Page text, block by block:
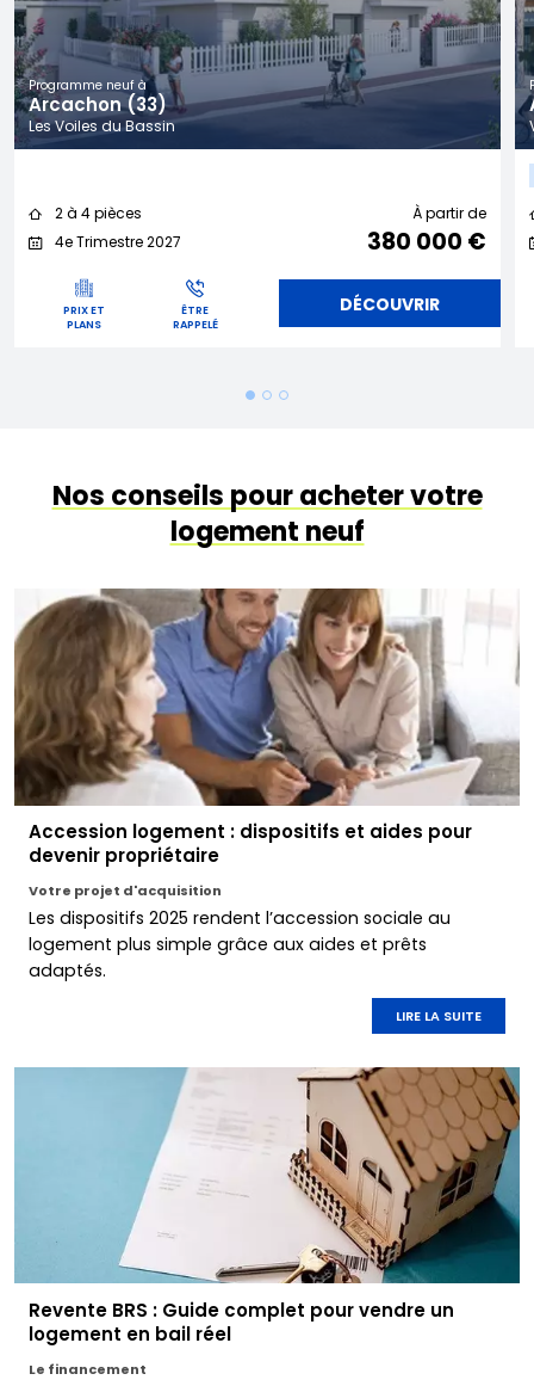
Programme neuf à
Arcachon (33)
Les Voiles du Bassin
2 à 4 pièces
4e Trimestre 2027
À partir de
380 000 €
PRIX ET
PLANS
ÊTRE
RAPPELÉ
DÉCOUVRIR
Nos conseils pour acheter votre
logement neuf
Accession logement : dispositifs et aides pour
devenir propriétaire
Votre projet d'acquisition
Les dispositifs 2025 rendent l’accession sociale au
logement plus simple grâce aux aides et prêts
adaptés.
LIRE LA SUITE
Revente BRS : Guide complet pour vendre un
logement en bail réel
Le financement